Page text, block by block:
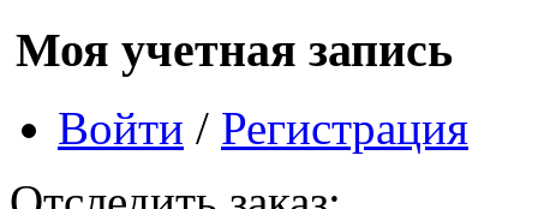
Моя учетная запись
Войти / Регистрация